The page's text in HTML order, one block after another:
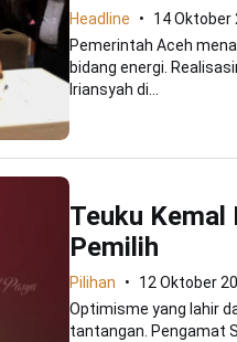
Headline
14 Oktober
Pemerintah Aceh
bidang energi.
Iriansyah di...
Teuku Kemal
Pemilih
Pilihan
12 Oktober
Optimisme yang lahir
tantangan. Pengamat